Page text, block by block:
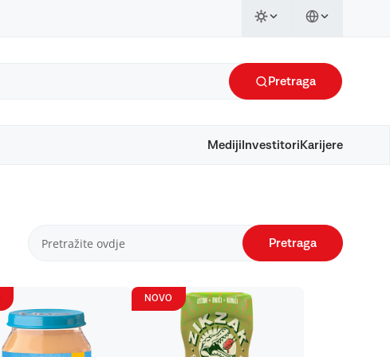
Pretraga
Mediji Investitori Karijere
Pretraga
NOVO